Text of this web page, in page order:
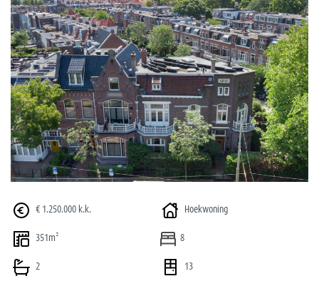
vorige
€ 1.250.000 k.k. Hoekwoning
351m² 8
2 13